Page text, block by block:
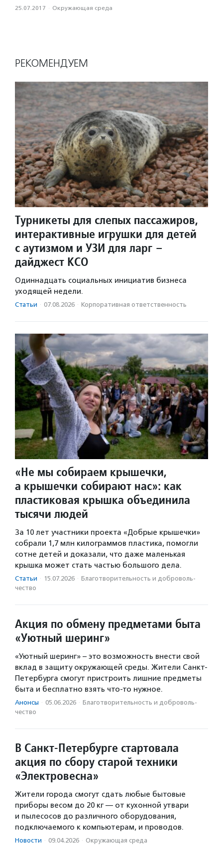
25.07.2017 · Окружающая среда
РЕКОМЕНДУЕМ
Турникеты для слепых пассажиров,
интерактивные игрушки для детей
с аутизмом и УЗИ для ларг –
дайджест КСО
Одиннадцать социальных инициатив бизнеса
уходящей недели.
Статьи · 07.08.2026 · Корпоративная ответственность
«Не мы собираем крышечки,
а крышечки собирают нас»: как
пластиковая крышка объединила
тысячи людей
За 10 лет участники проекта «Добрые крышечки»
собрали 1,7 млн килограммов пластика, помогли
сотне детей и доказали, что даже маленькая
крышка может стать частью большого дела.
Статьи · 15.07.2026 · Благотвори­тель­ность и доброволь­
чест­во
Акция по обмену предметами быта
«Уютный шеринг»
«Уютный шеринг» – это возможность внести свой
вклад в защиту окружающей среды. Жители Санкт-
Петербурга смогут пристроить лишние предметы
быта и бесплатно взять что-то нужное.
Анонсы · 05.06.2026 · Благотвори­тель­ность и доброволь­
чест­во
В Санкт-Петербурге стартовала
акция по сбору старой техники
«Электровесна»
Жители города смогут сдать любые бытовые
приборы весом до 20 кг — от кухонной утвари
и пылесосов до различного оборудования,
подключаемого к компьютерам, и проводов.
Новости · 09.04.2026 · Окружающая среда